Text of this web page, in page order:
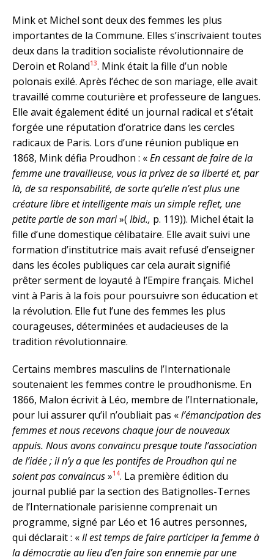
Mink et Michel sont deux des femmes les plus
importantes de la Commune. Elles s’inscrivaient toutes
deux dans la tradition socialiste révolutionnaire de
Deroin et Roland13. Mink était la fille d’un noble
polonais exilé. Après l’échec de son mariage, elle avait
travaillé comme couturière et professeure de langues.
Elle avait également édité un journal radical et s’était
forgée une réputation d’oratrice dans les cercles
radicaux de Paris. Lors d’une réunion publique en
1868, Mink défia Proudhon : «En cessant de faire de la
femme une travailleuse, vous la privez de sa liberté et, par
là, de sa responsabilité, de sorte qu’elle n’est plus une
créature libre et intelligente mais un simple reflet, une
petite partie de son mari»(Ibid., p. 119)). Michel était la
fille d’une domestique célibataire. Elle avait suivi une
formation d’institutrice mais avait refusé d’enseigner
dans les écoles publiques car cela aurait signifié
prêter serment de loyauté à l’Empire français. Michel
vint à Paris à la fois pour poursuivre son éducation et
la révolution. Elle fut l’une des femmes les plus
courageuses, déterminées et audacieuses de la
tradition révolutionnaire.
Certains membres masculins de l’Internationale
soutenaient les femmes contre le proudhonisme. En
1866, Malon écrivit à Léo, membre de l’Internationale,
pour lui assurer qu’il n’oubliait pas «l’émancipation des
femmes et nous recevons chaque jour de nouveaux
appuis. Nous avons convaincu presque toute l’association
de l’idée ; il n’y a que les pontifes de Proudhon qui ne
soient pas convaincus»14. La première édition du
journal publié par la section des Batignolles-Ternes
de l’Internationale parisienne comprenait un
programme, signé par Léo et 16 autres personnes,
qui déclarait : «Il est temps de faire participer la femme à
la démocratie au lieu d’en faire son ennemie par une